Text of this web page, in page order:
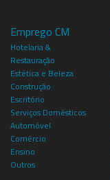
Emprego CM
Hotelaria &
Restauração
Estética e Beleza
Construção
Escritório
Serviços Domésticos
Automóvel
Comércio
Ensino
Outros